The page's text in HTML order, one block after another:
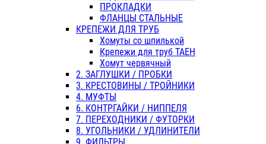
ПРОКЛАДКИ
ФЛАНЦЫ СТАЛЬНЫЕ
КРЕПЕЖИ ДЛЯ ТРУБ
Хомуты со шпилькой
Крепежи для труб ТАЕН
Хомут червячный
2. ЗАГЛУШКИ / ПРОБКИ
3. КРЕСТОВИНЫ / ТРОЙНИКИ
4. МУФТЫ
6. КОНТРГАЙКИ / НИППЕЛЯ
7. ПЕРЕХОДНИКИ / ФУТОРКИ
8. УГОЛЬНИКИ / УДЛИНИТЕЛИ